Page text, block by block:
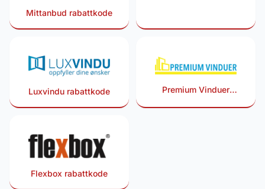
Mittanbud rabattkode
Luxvindu rabattkode
Premium Vinduer
Flexbox rabattkode